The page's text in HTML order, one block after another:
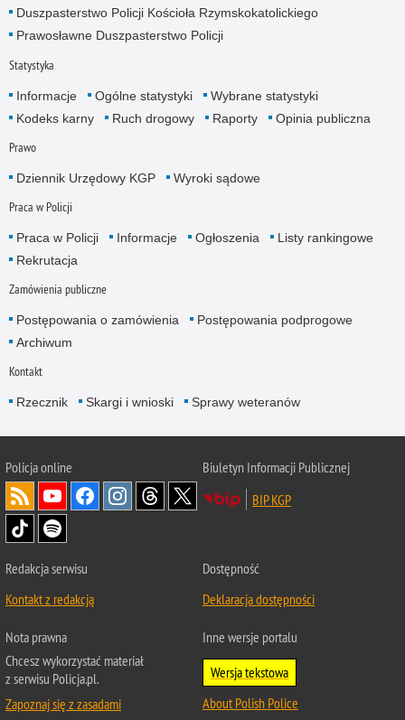
Duszpasterstwo Policji Kościoła Rzymskokatolickiego
Prawosławne Duszpasterstwo Policji
Statystyka
Informacje Ogólne statystyki
Wybrane statystyki
Kodeks karny
Ruch drogowy Raporty Opinia publiczna
Prawo
Dziennik Urzędowy KGP Wyroki sądowe
Praca w Policji
Praca w Policji Informacje Ogłoszenia
Listy rankingowe
Rekrutacja
Zamówienia publiczne
Postępowania o zamówienia
Postępowania podprogowe
Archiwum
Kontakt
Rzecznik Skargi i wnioski Sprawy weteranów
Policjaonline
Biuletyn Informacji Publicznej
BIP KGP
Redakcja serwisu
Kontakt z redakcją
Dostępność
Deklaracja dostępności
Nota prawna
Chcesz wykorzystać materiał
z serwisu Policja.pl.
Zapoznaj się z zasadami
Inne wersje portalu
Wersja tekstowa
About Polish Police